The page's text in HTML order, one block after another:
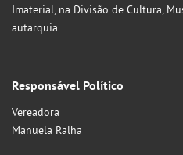
Imaterial, na Divisão de Cultura,
autarquia.
Responsável Político
Vereadora
Manuela Ralha